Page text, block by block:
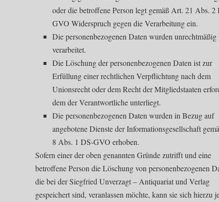
oder die betroffene Person legt gemäß Art. 21 Abs. 2
GVO Widerspruch gegen die Verarbeitung ein.
Die personenbezogenen Daten wurden unrechtmäßig
verarbeitet.
Die Löschung der personenbezogenen Daten ist zur
Erfüllung einer rechtlichen Verpflichtung nach dem
Unionsrecht oder dem Recht der Mitgliedstaaten
dem der Verantwortliche unterliegt.
Die personenbezogenen Daten wurden in Bezug auf
angebotene Dienste der Informationsgesellschaft
8 Abs. 1 DS-GVO erhoben.
Sofern einer der oben genannten Gründe zutrifft und eine
betroffene Person die Löschung von personenbezogenen
die bei der Siegfried Unverzagt – Antiquariat und Verlag
gespeichert sind, veranlassen möchte, kann sie sich hierzu